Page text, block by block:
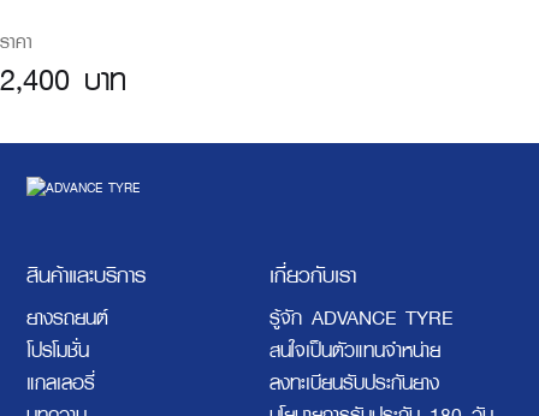
ราคา
2,400 บาท
สินค้าและบริการ
ยางรถยนต์
โปรโมชั่น
แกลเลอรี่
เกี่ยวกับเรา
รู้จัก ADVANCE TYRE
สนใจเป็นตัวแทนจำหน่าย
ลงทะเบียนรับประกันยาง